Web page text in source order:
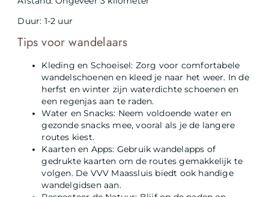
Duur: 1-2 uur
Tips voor wandelaars
Kleding en Schoeisel: Zorg voor comfortabele
wandelschoenen en kleed je naar het weer. In de
herfst en winter zijn waterdichte schoenen en
een regenjas aan te raden.
Water en Snacks: Neem voldoende water en
gezonde snacks mee, vooral als je de langere
routes kiest.
Kaarten en Apps: Gebruik wandelapps of
gedrukte kaarten om de routes gemakkelijk te
volgen. De VVV Maassluis biedt ook handige
wandelgidsen aan.